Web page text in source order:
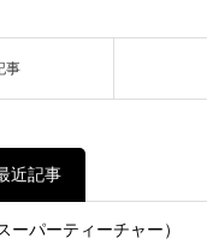
事
近記事
ーパーティーチャー）